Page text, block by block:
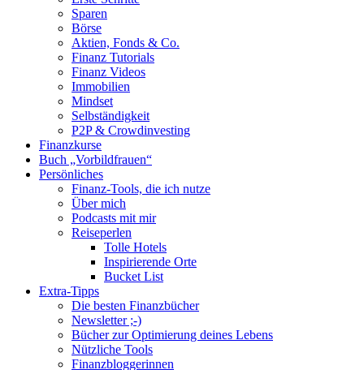
Sparen
Börse
Aktien, Fonds & Co.
Finanz Tutorials
Finanz Videos
Immobilien
Mindset
Selbständigkeit
P2P & Crowdinvesting
Finanzkurse
Buch „Vorbildfrauen“
Persönliches
Finanz-Tools, die ich nutze
Über mich
Podcasts mit mir
Reiseperlen
Tolle Hotels
Inspirierende Orte
Bucket List
Extra-Tipps
Die besten Finanzbücher
Newsletter ;-)
Bücher zur Optimierung deines Lebens
Nützliche Tools
Finanzbloggerinnen